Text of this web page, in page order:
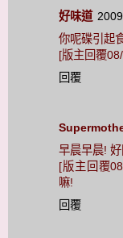
好味道
你呢碟引起
[版主回覆
回覆
早晨早晨!
[版主回覆
嘛!
回覆